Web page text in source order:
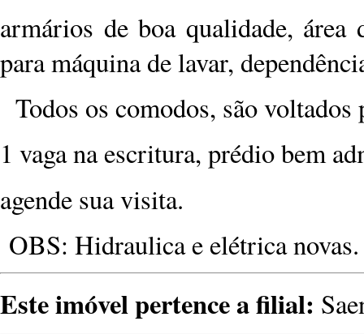
armários de boa qualidade, área
para máquina de lavar,
Todos os comodos, são
1 vaga na escritura, prédio bem
agende sua visita.
OBS: Hidraulica e elétrica novas.
Este imóvel pertence a filial: